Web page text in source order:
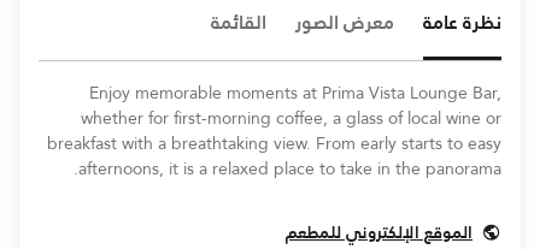
نظرة عامة معرض الصور القائمة
Enjoy memorable moments at Prima Vista Lounge Bar,
whether for first-morning coffee, a glass of local wine or
breakfast with a breathtaking view. From early starts to easy
afternoons, it is a relaxed place to take in the panorama.
الموقع الإلكتروني للمطعمOpens In New Window